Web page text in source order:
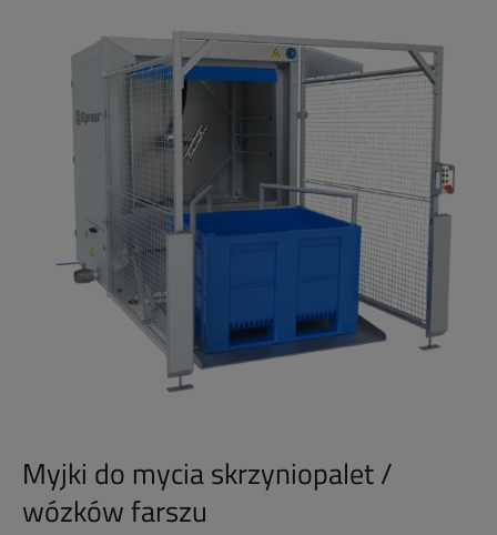
Myjki do mycia skrzyniopalet /
wózków farszu